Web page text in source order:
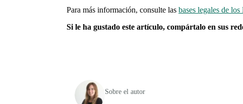
Para más información, consulte las bases legales de
Si le ha gustado este artículo, compártalo en sus
Sobre el autor